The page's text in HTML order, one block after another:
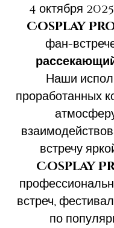
4 октября
Cosplay
фан-
Наши
проработанных
встречу
Cosplay
встреч,
по